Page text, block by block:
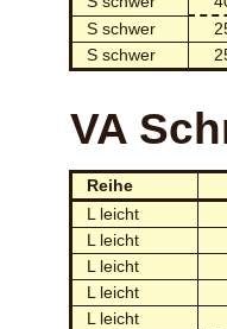
S schwer
S schwer
VA
Reihe
L leicht
L leicht
L leicht
L leicht
L leicht